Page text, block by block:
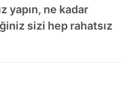
yapın, ne kadar
sizi hep rahatsız